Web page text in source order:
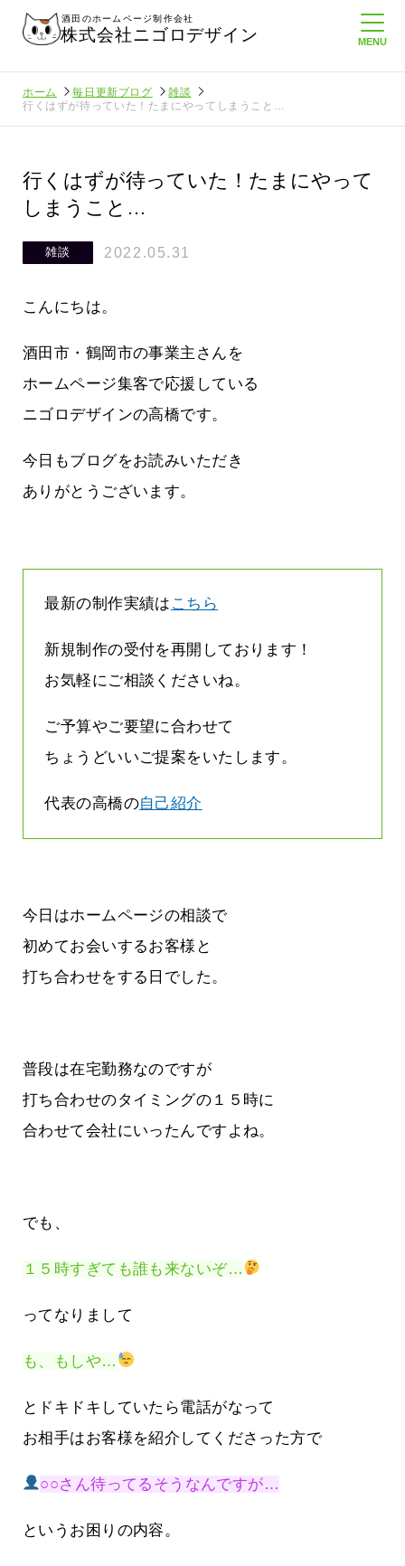
酒田のホームページ制作会社
株式会社ニゴロデザイン
ホーム 毎日更新ブログ
雑談
行くはずが待っていた！たまにやってしまうこと…
行くはずが待っていた！たまにやって
しまうこと…
雑談 2022.05.31
こんにちは。
酒田市・鶴岡市の事業主さんを
ホームページ集客で応援している
ニゴロデザインの高橋です。
今日もブログをお読みいただき
ありがとうございます。
最新の制作実績は こちら
新規制作の受付を再開しております！
お気軽にご相談くださいね。
ご予算やご要望に合わせて
ちょうどいいご提案をいたします。
代表の高橋の自己紹介
今日はホームページの相談で
初めてお会いするお客様と
打ち合わせをする日でした。
普段は在宅勤務なのですが
打ち合わせのタイミングの１５時に
合わせて会社にいったんですよね。
でも、
１５時すぎても誰も来ないぞ…
ってなりまして
も、もしや…
とドキドキしていたら電話がなって
お相手はお客様を紹介してくださった方で
○○さん待ってるそうなんですが…
というお困りの内容。
より利
って
酒田商工会議所さんへニゴロ通信を持
って行くときって8～9割方雨なんです
よね